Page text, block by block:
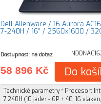
Dell Alienware / 16 Aurora
7-240H / 16" / 2560x1600 /
Dostupnost: na dotaz
58 896 Kč Do
Technické parametry * Procesor:
7 240H (10 jader - 6P + 4E, 16